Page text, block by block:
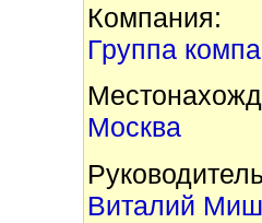
Компания:
Группа
Москва
Виталий